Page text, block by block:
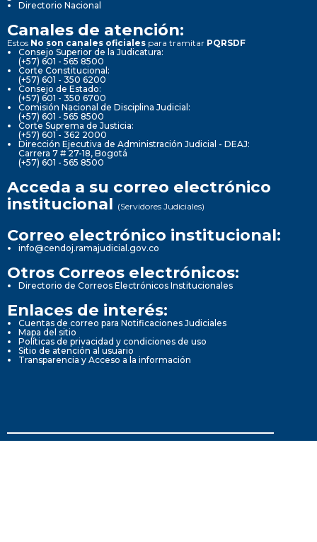
Directorio Nacional
Canales de atención:
Estos No son canales oficiales para tramitar PQRSDF
Consejo Superior de la Judicatura:
(+57) 601 - 565 8500
Corte Constitucional:
(+57) 601 - 350 6200
Consejo de Estado:
(+57) 601 - 350 6700
Comisión Nacional de Disciplina Judicial:
(+57) 601 - 565 8500
Corte Suprema de Justicia:
(+57) 601 - 362 2000
Dirección Ejecutiva de Administración Judicial - DEAJ:
Carrera 7 # 27-18, Bogotá
(+57) 601 - 565 8500
Acceda a su correo electrónico
institucional (Servidores Judiciales)
Correo electrónico institucional:
info@cendoj.ramajudicial.gov.co
Otros Correos electrónicos:
Directorio de Correos Electrónicos Institucionales
Enlaces de interés:
Cuentas de correo para Notificaciones Judiciales
Mapa del sitio
Políticas de privacidad y condiciones de uso
Sitio de atención al usuario
Transparencia y Acceso a la información